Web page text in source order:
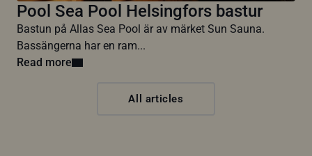
Pool Sea Pool Helsingfors bastur
Bastun på Allas Sea Pool är av märket Sun Sauna.
Bassängerna har en ram...
Read more
All articles